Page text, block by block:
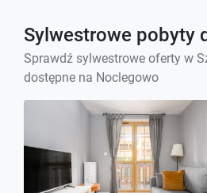
Sylwestrowe pobyty
Sprawdź sylwestrowe oferty w
dostępne na Noclegowo